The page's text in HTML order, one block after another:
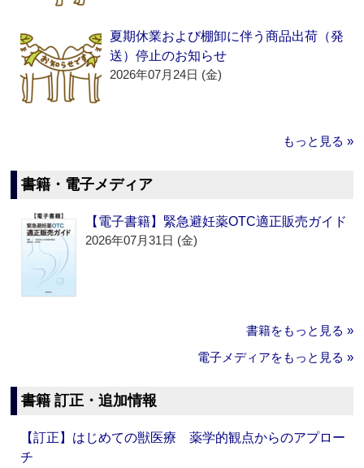
夏期休業および棚卸に伴う商品出荷（発
送）停止のお知らせ
2026年07月24日 (金)
もっと見る »
書籍・電子メディア
【電子書籍】緊急避妊薬OTC適正販売ガイド
2026年07月31日 (金)
書籍をもっと見る »
電子メディアをもっと見る »
書籍 訂正・追加情報
【訂正】はじめての獣医療 薬学的観点からのアプロー
チ